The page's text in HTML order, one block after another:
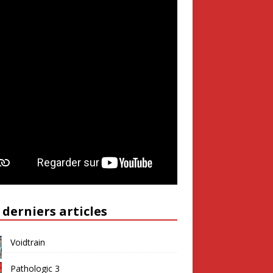
derniers articles
Voidtrain
Pathologic 3